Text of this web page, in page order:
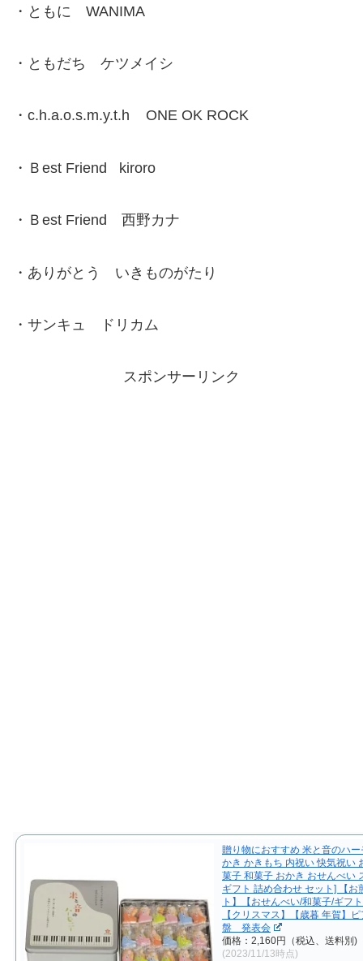
・ともに WANIMA
・ともだち ケツメイシ
・c.h.a.o.s.m.y.t.h ONE OK ROCK
・Ｂest Friend kiroro
・Ｂest Friend 西野カナ
・ありがとう いきものがたり
・サンキュ ドリカム
スポンサーリンク
贈り物におすすめ 米と音のハー
かき かきもち 内祝い 快気祝い
菓子 和菓子 おかき おせんべい
ギフト 詰め合わせ セット] 【お
ト】【おせんべい/和菓子/ギフ
【クリスマス】【歳暮 年賀】
盤 発表会
価格：2,160円（税込、送料別)
(2023/11/13時点)